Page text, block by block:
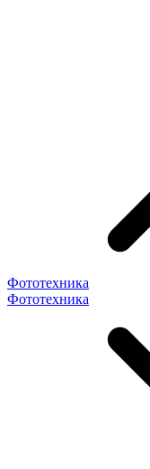
Фототехника
Фототехника